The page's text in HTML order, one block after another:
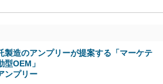
製造のアンプリーが提案する「マーケテ
型OEM」
ンプリー